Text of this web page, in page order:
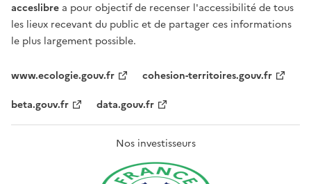
acceslibre a pour objectif de recenser l'accessibilité de tous
les lieux recevant du public et de partager ces informations
le plus largement possible.
www.ecologie.gouv.fr
cohesion-territoires.gouv.fr
beta.gouv.fr
data.gouv.fr
Nos investisseurs